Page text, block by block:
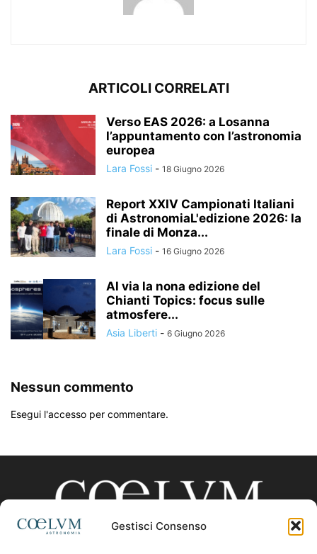
Gestisci Consenso
ARTICOLI CORRELATI
Verso EAS 2026: a Losanna
l’appuntamento con l’astronomia
europea
Lara Fossi - 18 Giugno 2026
Report XXIV Campionati Italiani
di AstronomiaL'edizione 2026: la
finale di Monza...
Lara Fossi - 16 Giugno 2026
Al via la nona edizione del
Chianti Topics: focus sulle
atmosfere...
Asia Liberti - 6 Giugno 2026
Nessun commento
Esegui l'accesso per commentare.